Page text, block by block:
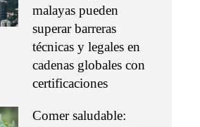
malayas pueden
superar barreras
técnicas y legales en
cadenas globales con
certificaciones
Comer saludable: